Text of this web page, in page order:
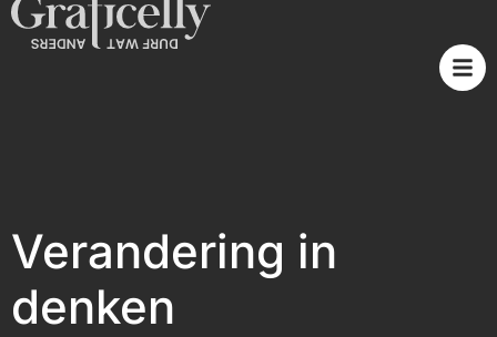
Verandering in
denken